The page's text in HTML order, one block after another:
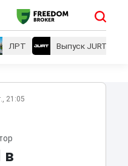
ЛРТ Выпуск JURT
21:05
в